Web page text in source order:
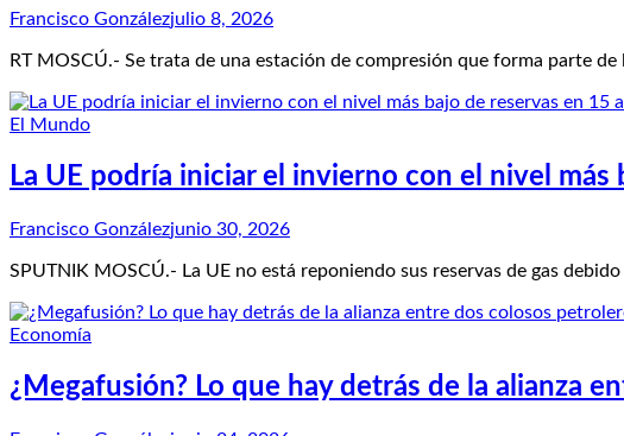
Francisco Gonzálezjulio 8, 2026
RT MOSCÚ.- Se trata de una estación de compresión que forma parte
El Mundo
La UE podría iniciar el invierno con el nivel
Francisco Gonzálezjunio 30, 2026
SPUTNIK MOSCÚ.- La UE no está reponiendo sus reservas de gas
Economía
¿Megafusión? Lo que hay detrás de la alianza